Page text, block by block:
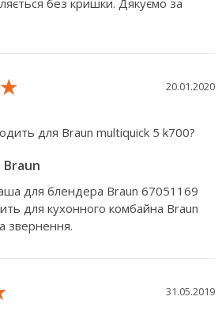
без кришки. Дякуємо за
20.01.2020
для Braun multiquick 5 k700?
Braun
для блендера Braun 67051169
для кухонного комбайна Braun
звернення.
31.05.2019